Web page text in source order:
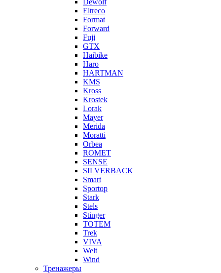
Dewolf
Eltreco
Format
Forward
Fuji
GTX
Haibike
Haro
HARTMAN
KMS
Kross
Krostek
Lorak
Mayer
Merida
Moratti
Orbea
ROMET
SENSE
SILVERBACK
Smart
Sportop
Stark
Stels
Stinger
TOTEM
Trek
VIVA
Welt
Wind
Тренажеры